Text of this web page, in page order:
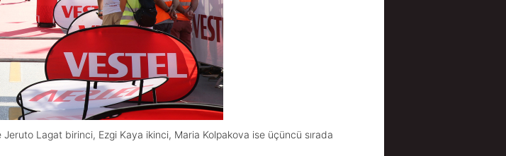
Lagat birinci, Ezgi Kaya ikinci, Maria Kolpakova ise üçüncü sırada